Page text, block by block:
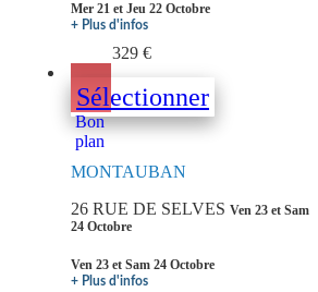
Mer 21 et Jeu 22 Octobre
+ Plus d'infos
329 €
Sélectionner
Bon
plan
MONTAUBAN
26 RUE DE SELVES Ven 23 et Sam
24 Octobre
Ven 23 et Sam 24 Octobre
+ Plus d'infos